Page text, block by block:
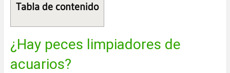
Tabla de contenido
¿Hay peces limpiadores de
acuarios?